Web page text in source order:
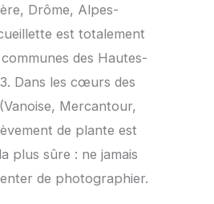
Drôme, Alpes-
est totalement
des Hautes-
Dans les cœurs des
Mercantour,
de plante est
plus sûre : ne jamais
de photographier.